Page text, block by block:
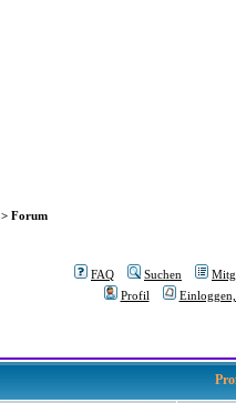
> Forum
FAQ Suchen
Profil